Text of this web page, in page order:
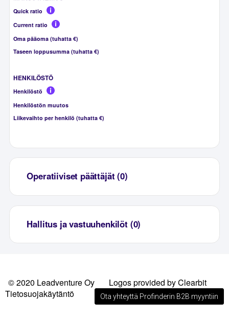
Quick ratio
Current ratio
Oma pääoma (tuhatta €)
Taseen loppusumma (tuhatta €)
HENKILÖSTÖ
Henkilöstö
Henkilöstön muutos
Liikevaihto per henkilö (tuhatta €)
Operatiiviset päättäjät (0)
Hallitus ja vastuuhenkilöt (0)
© 2020 Leadventure Oy
Logos provided by Clearbit
Tietosuojakäytäntö
Ota yhteyttä Profinderin B2B myyntiin